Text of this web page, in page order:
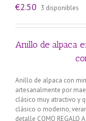
€2.50 3 disponibles
Anillo de alpaca
Anillo de alpaca con
artesanalmente por
clásico muy atractivo y
clásico o moderno,
detalle COMO REGALO